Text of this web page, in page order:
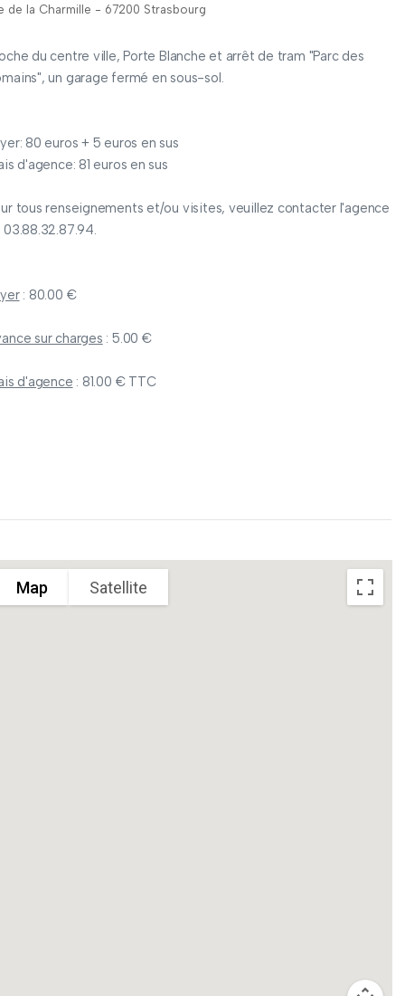
de la Charmille - 67200 Strasbourg
du centre ville, Porte Blanche et arrêt de tram "Parc des
un garage fermé en sous-sol.
80 euros + 5 euros en sus
d'agence: 81 euros en sus
tous renseignements et/ou visites, veuillez contacter l'agence
03.88.32.87.94.
: 80.00 €
sur charges : 5.00 €
d'agence : 81.00 € TTC